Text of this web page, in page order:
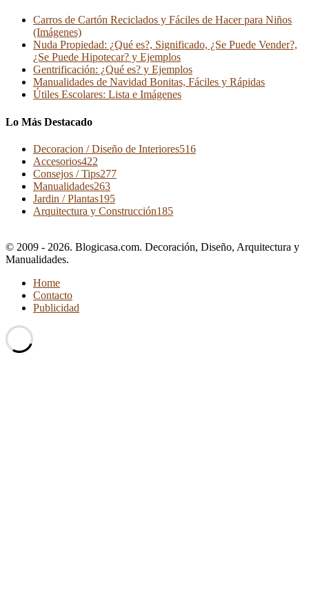
Carros de Cartón Reciclados y Fáciles de Hacer para Niños
(Imágenes)
Nuda Propiedad: ¿Qué es?, Significado, ¿Se Puede Vender?,
¿Se Puede Hipotecar? y Ejemplos
Gentrificación: ¿Qué es? y Ejemplos
Manualidades de Navidad Bonitas, Fáciles y Rápidas
Útiles Escolares: Lista e Imágenes
Lo Más Destacado
Decoracion / Diseño de Interiores516
Accesorios422
Consejos / Tips277
Manualidades263
Jardin / Plantas195
Arquitectura y Construcción185
© 2009 - 2026. Blogicasa.com. Decoración, Diseño, Arquitectura y
Manualidades.
Home
Contacto
Publicidad